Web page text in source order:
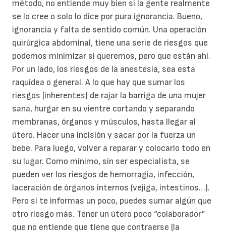
método, no entiende muy bien si la gente realmente
se lo cree o solo lo dice por pura ignorancia. Bueno,
ignorancia y falta de sentido común. Una operación
quirúrgica abdominal, tiene una serie de riesgos que
podemos minimizar si queremos, pero que están ahí.
Por un lado, los riesgos de la anestesia, sea esta
raquídea o general. A lo que hay que sumar los
riesgos (inherentes) de rajar la barriga de una mujer
sana, hurgar en su vientre cortando y separando
membranas, órganos y músculos, hasta llegar al
útero. Hacer una incisión y sacar por la fuerza un
bebe. Para luego, volver a reparar y colocarlo todo en
su lugar. Como mínimo, sin ser especialista, se
pueden ver los riesgos de hemorragia, infección,
laceración de órganos internos (vejiga, intestinos…).
Pero si te informas un poco, puedes sumar algún que
otro riesgo más. Tener un útero poco “colaborador”
que no entiende que tiene que contraerse (la